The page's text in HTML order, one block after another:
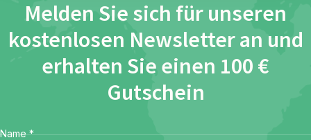
Melden Sie sich für unseren
kostenlosen Newsletter an und
erhalten Sie einen 100 €
Gutschein
Name *